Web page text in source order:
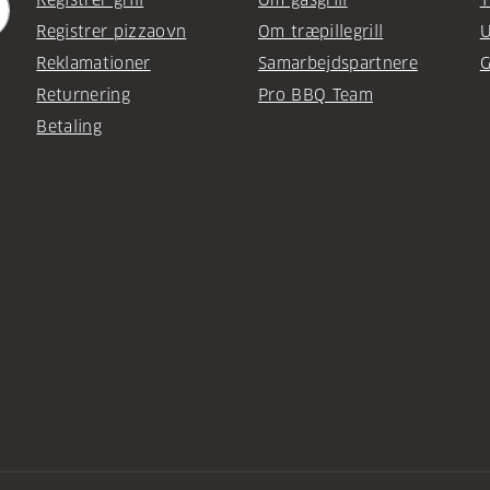
Registrer pizzaovn
Reklamationer
Returnering
Betaling
Om træpillegrill
Samarbejdspartnere
Pro BBQ Team